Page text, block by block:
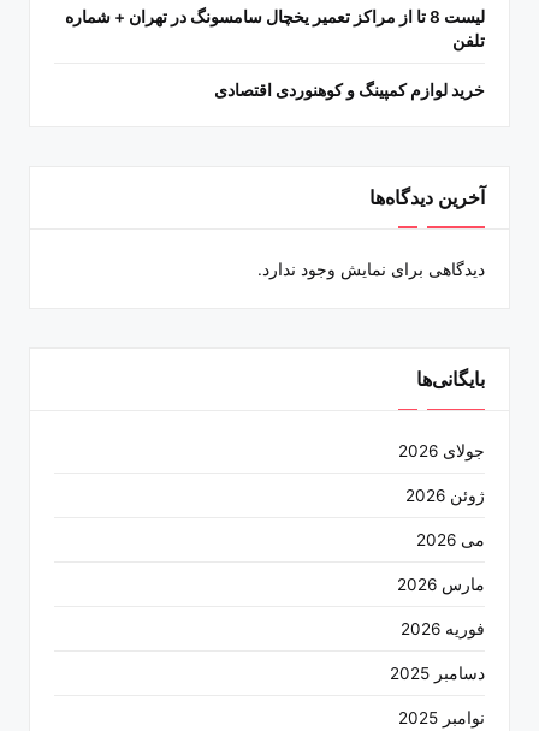
لیست 8 تا از مراکز تعمیر یخچال سامسونگ در تهران + شماره
تلفن
خرید لوازم کمپینگ و کوهنوردی اقتصادی
آخرین دیدگاه‌ها
دیدگاهی برای نمایش وجود ندارد.
بایگانی‌ها
جولای 2026
ژوئن 2026
می 2026
مارس 2026
فوریه 2026
دسامبر 2025
نوامبر 2025